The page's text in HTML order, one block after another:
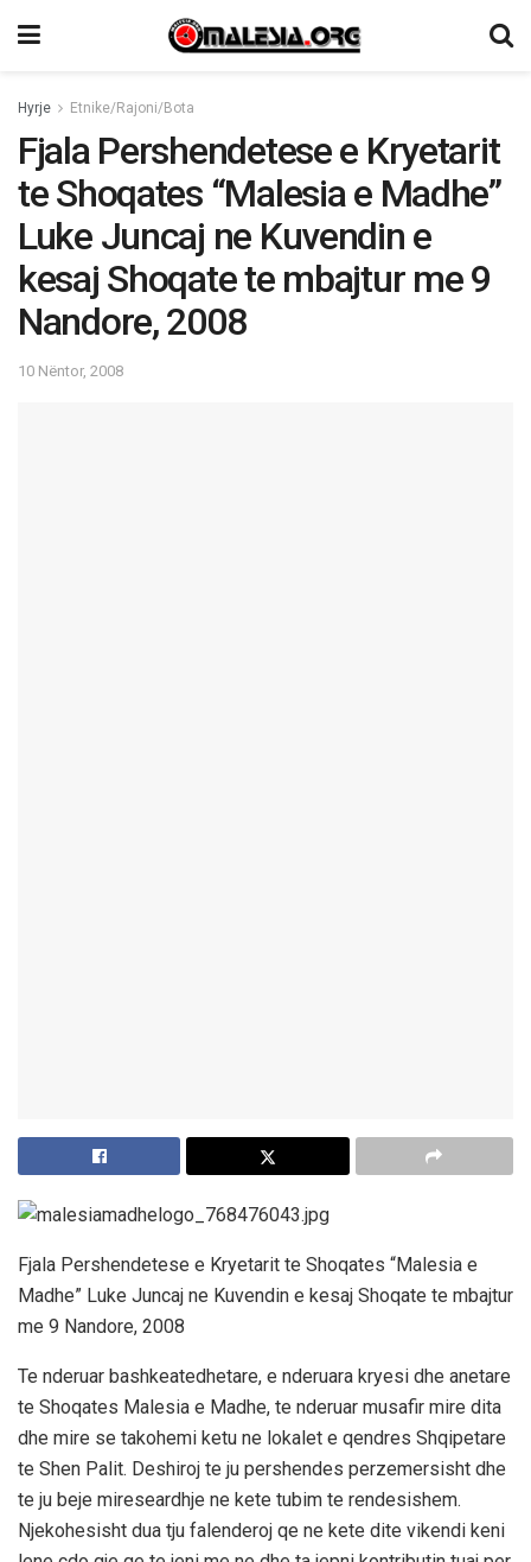
Hyrje Etnike/Rajoni/Bota
Fjala Pershendetese e Kryetarit
te Shoqates “Malesia e Madhe”
Luke Juncaj ne Kuvendin e
kesaj Shoqate te mbajtur me 9
Nandore, 2008
10 Nëntor, 2008
Fjala Pershendetese e Kryetarit te Shoqates “Malesia e
Madhe” Luke Juncaj ne Kuvendin e kesaj Shoqate te mbajtur
me 9 Nandore, 2008
Te nderuar bashkeatedhetare, e nderuara kryesi dhe anetare
te Shoqates Malesia e Madhe, te nderuar musafir mire dita
dhe mire se takohemi ketu ne lokalet e qendres Shqipetare
te Shen Palit. Deshiroj te ju pershendes perzemersisht dhe
te ju beje mireseardhje ne kete tubim te rendesishem.
Njekohesisht dua tju falenderoj qe ne kete dite vikendi keni